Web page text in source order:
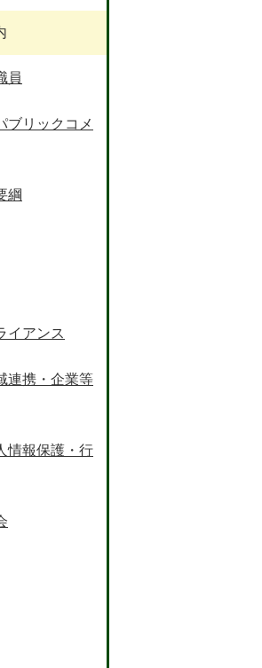
員
ブリックコメ
綱
イアンス
連携・企業等
情報保護・行